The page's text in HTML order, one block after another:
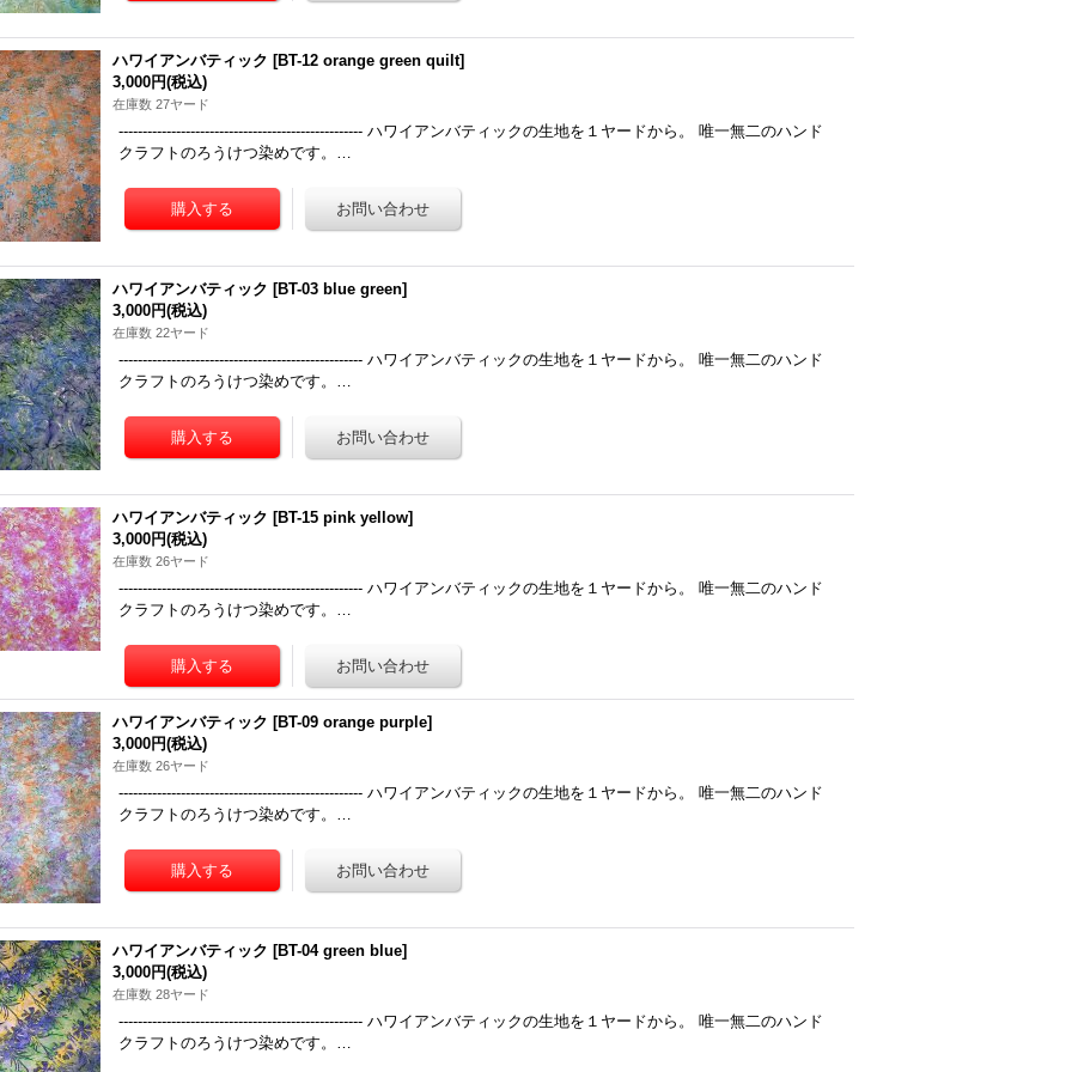
ハワイアンバティック [BT-12 orange green quilt]
3,000円(税込)
在庫数 27ヤード
--------------------------------------------------- ハワイアンバティックの生地を１ヤードから。 唯一無二のハンド
クラフトのろうけつ染めです。…
ハワイアンバティック [BT-03 blue green]
3,000円(税込)
在庫数 22ヤード
--------------------------------------------------- ハワイアンバティックの生地を１ヤードから。 唯一無二のハンド
クラフトのろうけつ染めです。…
ハワイアンバティック [BT-15 pink yellow]
3,000円(税込)
在庫数 26ヤード
--------------------------------------------------- ハワイアンバティックの生地を１ヤードから。 唯一無二のハンド
クラフトのろうけつ染めです。…
ハワイアンバティック [BT-09 orange purple]
3,000円(税込)
在庫数 26ヤード
--------------------------------------------------- ハワイアンバティックの生地を１ヤードから。 唯一無二のハンド
クラフトのろうけつ染めです。…
ハワイアンバティック [BT-04 green blue]
3,000円(税込)
在庫数 28ヤード
--------------------------------------------------- ハワイアンバティックの生地を１ヤードから。 唯一無二のハンド
クラフトのろうけつ染めです。…